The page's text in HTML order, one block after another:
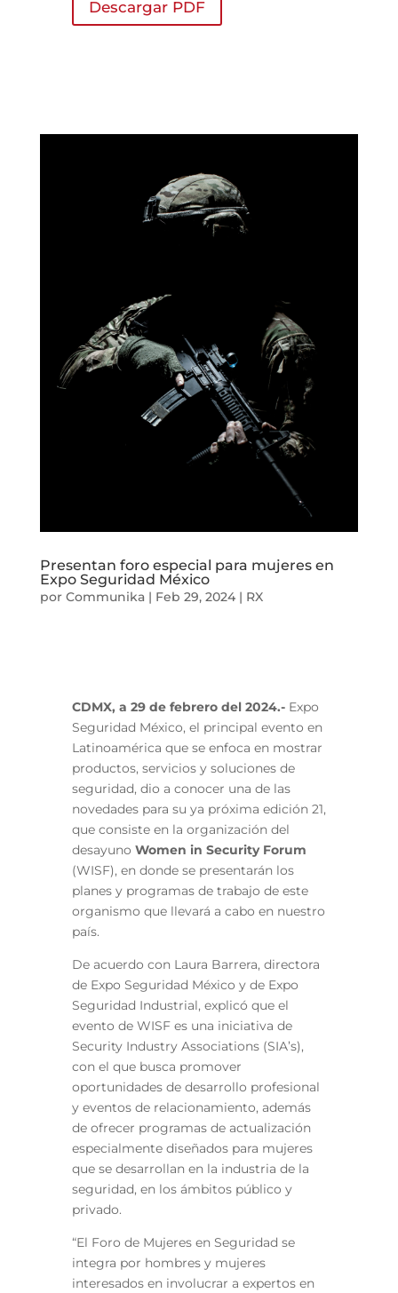
Descargar PDF
Presentan foro especial para mujeres en
Expo Seguridad México
por Communika| Feb 29, 2024| RX
CDMX, a 29 de febrero del 2024.- Expo
Seguridad México, el principal evento en
Latinoamérica que se enfoca en mostrar
productos, servicios y soluciones de
seguridad, dio a conocer una de las
novedades para su ya próxima edición 21,
que consiste en la organización del
desayuno Women in Security Forum
(WISF), en donde se presentarán los
planes y programas de trabajo de este
organismo que llevará a cabo en nuestro
país.
De acuerdo con Laura Barrera, directora
de Expo Seguridad México y de Expo
Seguridad Industrial, explicó que el
evento de WISF es una iniciativa de
Security Industry Associations (SIA’s),
con el que busca promover
oportunidades de desarrollo profesional
y eventos de relacionamiento, además
de ofrecer programas de actualización
especialmente diseñados para mujeres
que se desarrollan en la industria de la
seguridad, en los ámbitos público y
privado.
“El Foro de Mujeres en Seguridad se
integra por hombres y mujeres
interesados en involucrar a expertos en